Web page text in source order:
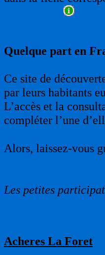
Quelque part en
Ce site de
par leurs habitants
L’accès et la
compléter l’une
Alors, laissez-vous
Les petites
Acheres La Foret